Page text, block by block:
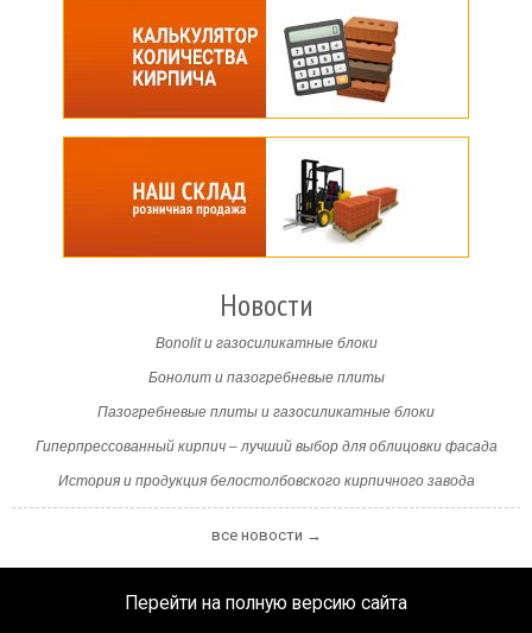
Новости
Bonolit и газосиликатные блоки
Бонолит и пазогребневые плиты
Пазогребневые плиты и газосиликатные блоки
Гиперпрессованный кирпич – лучший выбор для облицовки фасада
История и продукция белостолбовского кирпичного завода
все новости →
Перейти на полную версию сайта